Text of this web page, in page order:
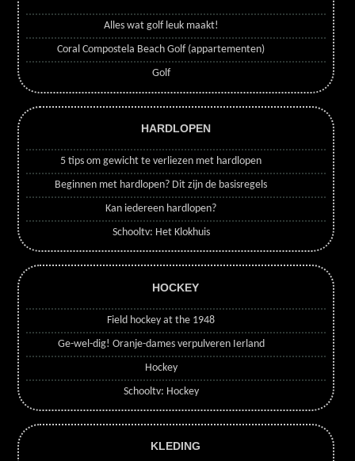
Alles wat golf leuk maakt!
Coral Compostela Beach Golf (appartementen)
Golf
HARDLOPEN
5 tips om gewicht te verliezen met hardlopen
Beginnen met hardlopen? Dit zijn de basisregels
Kan iedereen hardlopen?
Schooltv: Het Klokhuis
HOCKEY
Field hockey at the 1948
Ge-wel-dig! Oranje-dames verpulveren Ierland
Hockey
Schooltv: Hockey
KLEDING